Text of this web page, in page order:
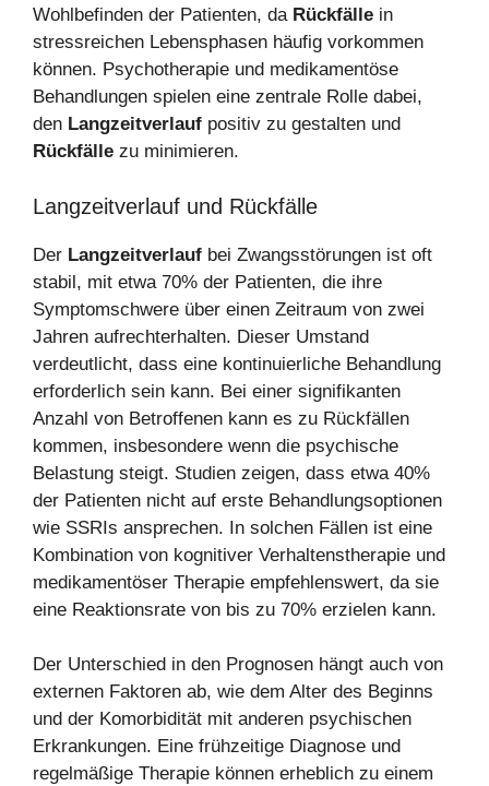
Wohlbefinden der Patienten, da Rückfälle in
stressreichen Lebensphasen häufig vorkommen
können. Psychotherapie und medikamentöse
Behandlungen spielen eine zentrale Rolle dabei,
den Langzeitverlauf positiv zu gestalten und
Rückfälle zu minimieren.
Langzeitverlauf und Rückfälle
Der Langzeitverlauf bei Zwangsstörungen ist oft
stabil, mit etwa 70% der Patienten, die ihre
Symptomschwere über einen Zeitraum von zwei
Jahren aufrechterhalten. Dieser Umstand
verdeutlicht, dass eine kontinuierliche Behandlung
erforderlich sein kann. Bei einer signifikanten
Anzahl von Betroffenen kann es zu Rückfällen
kommen, insbesondere wenn die psychische
Belastung steigt. Studien zeigen, dass etwa 40%
der Patienten nicht auf erste Behandlungsoptionen
wie SSRIs ansprechen. In solchen Fällen ist eine
Kombination von kognitiver Verhaltenstherapie und
medikamentöser Therapie empfehlenswert, da sie
eine Reaktionsrate von bis zu 70% erzielen kann.
Der Unterschied in den Prognosen hängt auch von
externen Faktoren ab, wie dem Alter des Beginns
und der Komorbidität mit anderen psychischen
Erkrankungen. Eine frühzeitige Diagnose und
regelmäßige Therapie können erheblich zu einem